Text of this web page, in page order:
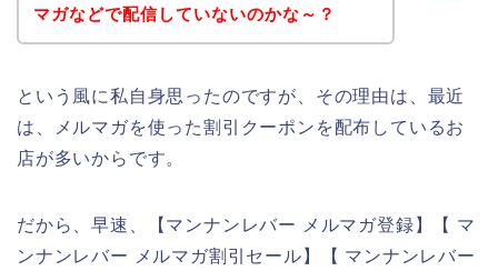
マガなどで配信していないのかな～？
という風に私自身思ったのですが、その理由は、最近
は、メルマガを使った割引クーポンを配布しているお
店が多いからです。
だから、早速、【マンナンレバー メルマガ登録】【 マ
ンナンレバー メルマガ割引セール】【 マンナンレバー